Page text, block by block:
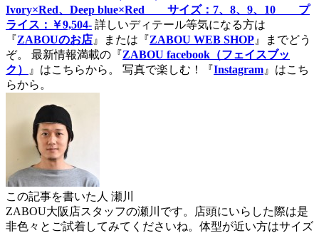
Ivory×Red、Deep blue×Red サイズ：7、8、9、10 プ
ライス：￥9,504- 詳しいディテール等気になる方は
『ZABOUのお店 』または『ZABOU WEB SHOP 』までどう
ぞ。 最新情報満載の『ZABOU facebook（フェイスブッ
ク）
』はこちらから。 写真で楽しむ！『Instagram 』はこち
らから。
この記事を書いた人 瀬川
ZABOU大阪店スタッフの瀬川です。店頭にいらした際は是
非色々とご試着してみてくださいね。体型が近い方はサイズ